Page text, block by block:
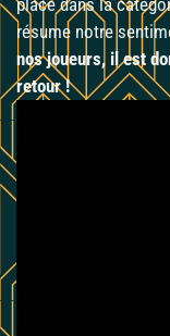
place dans la
résume notre
nos joueurs, il est
retour !